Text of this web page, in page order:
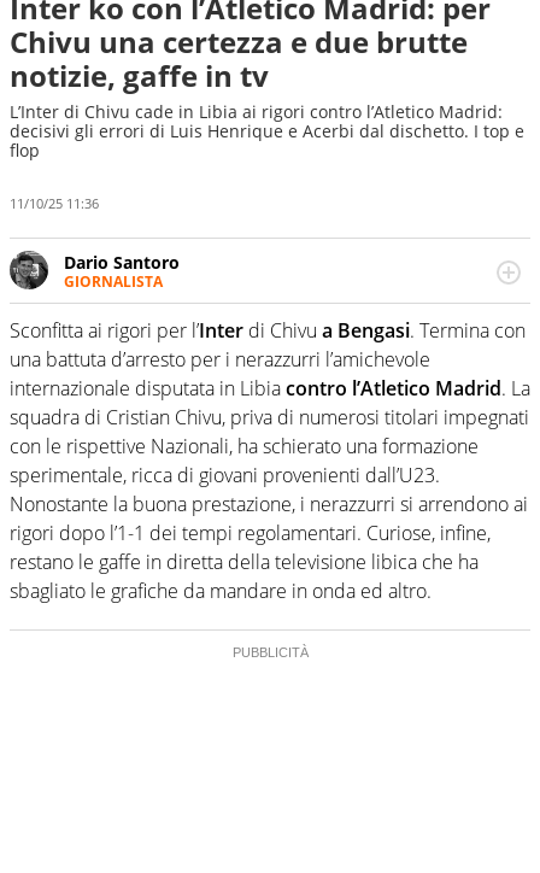
Chivu una certezza e due brutte
notizie, gaffe in tv
L’Inter di Chivu cade in Libia ai rigori contro l’Atletico Madrid:
decisivi gli errori di Luis Henrique e Acerbi dal dischetto. I top e
flop
11/10/25 11:36
Dario Santoro
GIORNALISTA
Scrive, commenta, racconta lo sport in tutte le
sfaccettature. Tocca l'apice quando ha modo di
concentrarsi sulle interviste ai grandi protagonisti
Sconfitta ai rigori per l’Inter di Chivu a Bengasi. Termina con
una battuta d’arresto per i nerazzurri l’amichevole
internazionale disputata in Libiacontro l’Atletico Madrid. La
squadra di Cristian Chivu, priva di numerosi titolari impegnati
con le rispettive Nazionali, ha schierato una formazione
sperimentale, ricca di giovani provenienti dall’U23.
Nonostante la buona prestazione, i nerazzurri si arrendono ai
rigori dopo l’1-1 dei tempi regolamentari. Curiose, infine,
restano le gaffe in diretta della televisione libica che ha
sbagliato le grafiche da mandare in onda ed altro.